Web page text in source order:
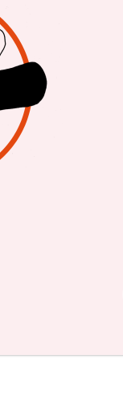
wird man
Instagram-
Metrik
du Musik
machen.
das etwas
Streaming-